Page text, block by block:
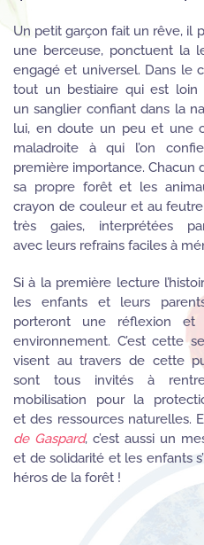
Un petit garçon fait un rêve, il
une berceuse, ponctuent la
engagé et universel. Dans le
tout un bestiaire qui est loin
un sanglier confiant dans la
lui, en doute un peu et une
maladroite à qui l’on
première importance. Chacun
sa propre forêt et les
crayon de couleur et au
très gaies, interprétées
avec leurs refrains faciles à
Si à la première lecture
les enfants et leurs
porteront une réflexion
environnement. C’est cette
visent au travers de cette
sont tous invités à
mobilisation pour la
et des ressources naturelles.
de Gaspard, c’est aussi un
et de solidarité et les enfants
héros de la forêt !